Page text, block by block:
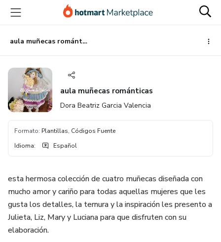
principal
página
de
página
aula muñecas románticas
aula muñecas románticas
Dora Beatriz Garcia Valencia
Formato: Plantillas, Códigos Fuente
Idioma: Español
esta hermosa colección de cuatro muñecas diseñada con
mucho amor y cariño para todas aquellas mujeres que les
gusta los detalles, la ternura y la inspiración les presento a
Julieta, Liz, Mary y Luciana para que disfruten con su
elaboración.